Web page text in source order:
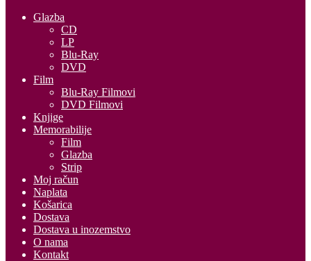
Glazba
CD
LP
Blu-Ray
DVD
Film
Blu-Ray Filmovi
DVD Filmovi
Knjige
Memorabilije
Film
Glazba
Strip
Moj račun
Naplata
Košarica
Dostava
Dostava u inozemstvo
O nama
Kontakt